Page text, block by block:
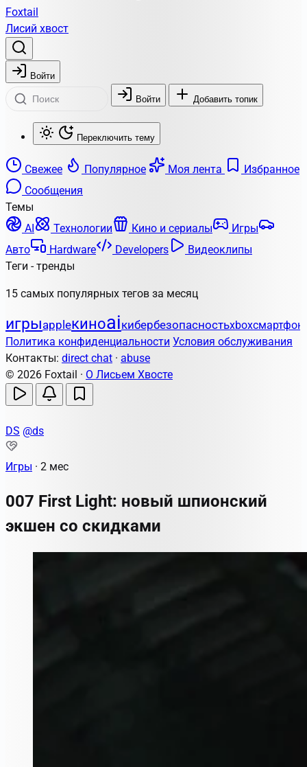
Foxtail
Лисий хвост
Войти
Войти Добавить топик
Переключить тему
Свежее Популярное Моя лента
Избранное
Сообщения
Темы
AI
Технологии Кино и сериалы
Игры
Авто
Hardware Developers
Видеоклипы
Теги - тренды
15 самых популярных тегов за месяц
игрыappleкиноaiкибербезопасностьxbox
Политика конфиденциальности Условия обслуживания
Контакты: direct chat · abuse
© 2026 Foxtail · О Лисьем Хвосте
DS @ds
Игры · 2 мес
007 First Light: новый шпионский
экшен со скидками